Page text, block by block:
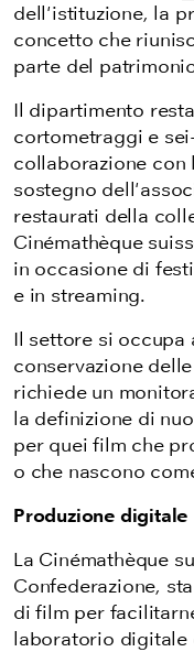
dell'istituzione, la
concetto che
parte del
Il dipartimento
cortometraggi e
collaborazione con
sostegno
restaurati della
Cinémathèque
in occasione di
e in streaming.
Il settore si occupa
conservazione
richiede un
la definizione di
per quei film che
o che nascono
Produzione digitale
La Cinémathèque
Confederazione,
di film per
laboratorio digitale